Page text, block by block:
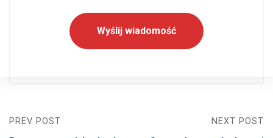
PREV POST NEXT POST